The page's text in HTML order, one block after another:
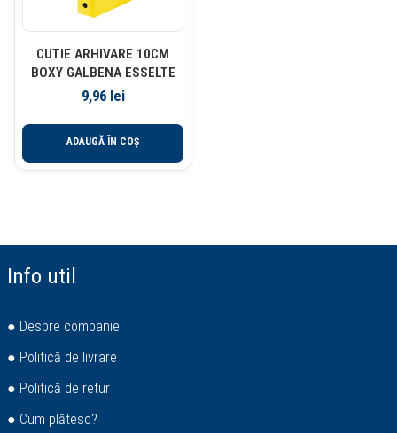
CUTIE ARHIVARE 10CM
BOXY GALBENA ESSELTE
9,96 lei
ADAUGĂ ÎN COȘ
Info util
● Despre companie
● Politică de livrare
● Politică de retur
● Cum plătesc?